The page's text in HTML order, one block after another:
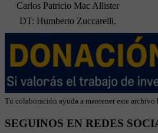
Carlos Patricio Mac Allister
DT: Humberto Zuccarelli.
Tu colaboración ayuda a mantener este
SEGUINOS EN REDES